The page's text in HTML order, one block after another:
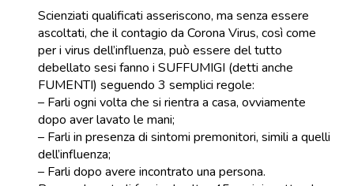
Scienziati qualificati asseriscono, ma senza essere
ascoltati, che il contagio da Corona Virus, così come
per i virus dell’influenza, può essere del tutto
debellato sesi fanno i SUFFUMIGI (detti anche
FUMENTI) seguendo 3 semplici regole:
– Farli ogni volta che si rientra a casa, ovviamente
dopo aver lavato le mani;
– Farli in presenza di sintomi premonitori, simili a quelli
dell’influenza;
– Farli dopo avere incontrato una persona.